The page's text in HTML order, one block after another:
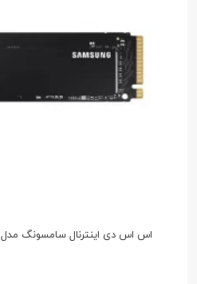
اس اس دی اینترنال سامسونگ مدل 980 ظرفیت 500 گیگابایت